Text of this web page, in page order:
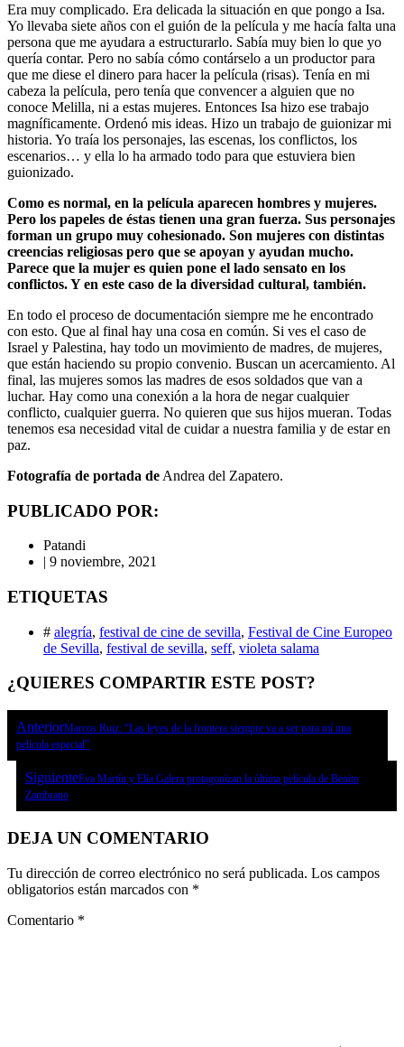
Era muy complicado. Era delicada la situación en que pongo a Isa.
Yo llevaba siete años con el guión de la película y me hacía falta una
persona que me ayudara a estructurarlo. Sabía muy bien lo que yo
quería contar. Pero no sabía cómo contárselo a un productor para
que me diese el dinero para hacer la película (risas). Tenía en mi
cabeza la película, pero tenía que convencer a alguien que no
conoce Melilla, ni a estas mujeres. Entonces Isa hizo ese trabajo
magníficamente. Ordenó mis ideas. Hizo un trabajo de guionizar mi
historia. Yo traía los personajes, las escenas, los conflictos, los
escenarios… y ella lo ha armado todo para que estuviera bien
guionizado.
Como es normal, en la película aparecen hombres y mujeres.
Pero los papeles de éstas tienen una gran fuerza. Sus personajes
forman un grupo muy cohesionado. Son mujeres con distintas
creencias religiosas pero que se apoyan y ayudan mucho.
Parece que la mujer es quien pone el lado sensato en los
conflictos. Y en este caso de la diversidad cultural, también.
En todo el proceso de documentación siempre me he encontrado
con esto. Que al final hay una cosa en común. Si ves el caso de
Israel y Palestina, hay todo un movimiento de madres, de mujeres,
que están haciendo su propio convenio. Buscan un acercamiento. Al
final, las mujeres somos las madres de esos soldados que van a
luchar. Hay como una conexión a la hora de negar cualquier
conflicto, cualquier guerra. No quieren que sus hijos mueran. Todas
tenemos esa necesidad vital de cuidar a nuestra familia y de estar en
paz.
Fotografía de portada de Andrea del Zapatero.
PUBLICADO POR:
Patandi
| 9 noviembre, 2021
ETIQUETAS
# alegría, festival de cine de sevilla, Festival de Cine Europeo
de Sevilla, festival de sevilla, seff, violeta salama
¿QUIERES COMPARTIR ESTE POST?
AnteriorMarcos Ruiz: “Las leyes de la frontera siempre va a ser para mí una
película especial”
SiguienteEva Martín y Elia Galera protagonizan la última película de Benito
Zambrano
DEJA UN COMENTARIO
Tu dirección de correo electrónico no será publicada. Los campos
obligatorios están marcados con *
Comentario *